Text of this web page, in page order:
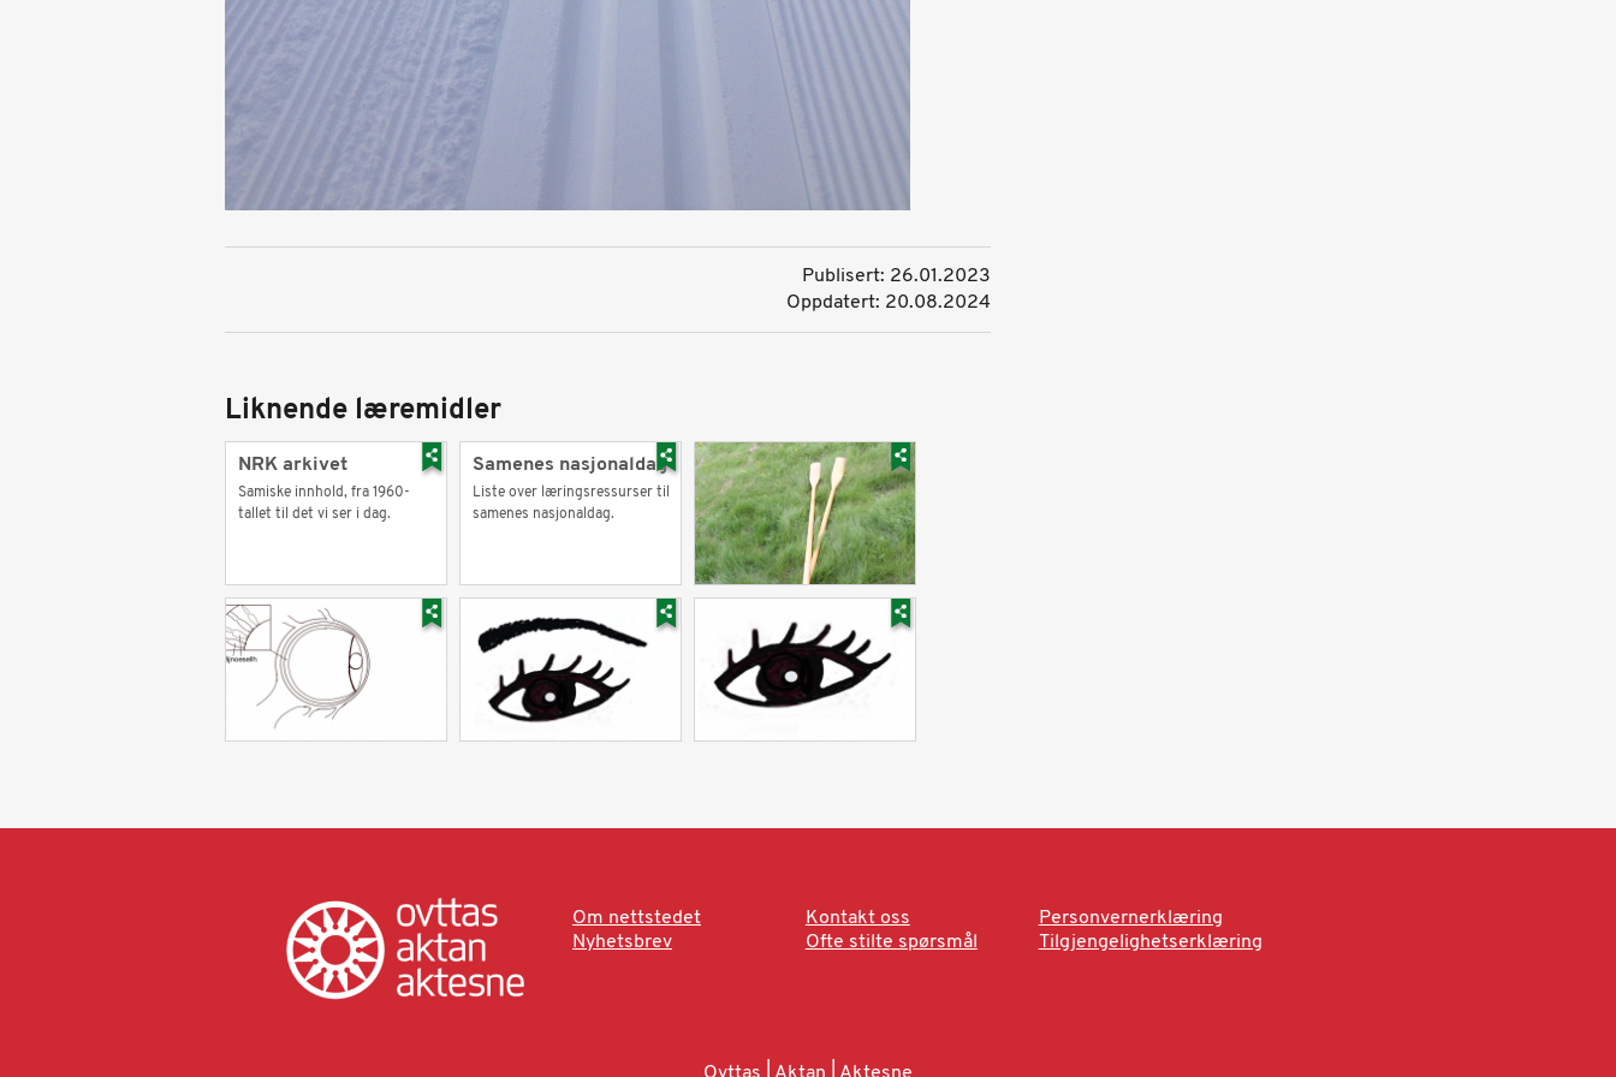
Publisert: 26.01.2023
Oppdatert: 20.08.2024
Liknende læremidler
NRK arkivet
Samiske innhold, fra 1960-
tallet til det vi ser i dag.
Samenes nasjonaldag
Liste over læringsressurser til
samenes nasjonaldag.
Om nettstedet Kontakt oss
Personvernerklæring
Nyhetsbrev
Ofte stilte spørsmål Tilgjengelighetserklæring